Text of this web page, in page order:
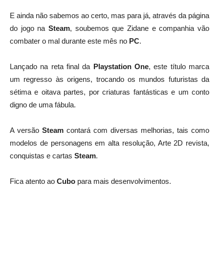
E ainda não sabemos ao certo, mas para já, através da página
do jogo na Steam, soubemos que Zidane e companhia vão
combater o mal durante este mês no PC.
Lançado na reta final da Playstation One, este título marca
um regresso às origens, trocando os mundos futuristas da
sétima e oitava partes, por criaturas fantásticas e um conto
digno de uma fábula.
A versão Steam contará com diversas melhorias, tais como
modelos de personagens em alta resolução, Arte 2D revista,
conquistas e cartas Steam.
Fica atento ao Cubo para mais desenvolvimentos.